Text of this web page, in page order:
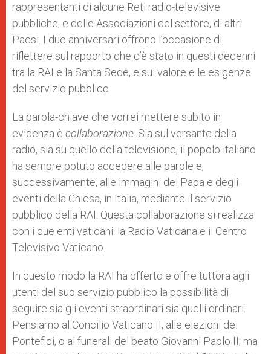
rappresentanti di alcune Reti radio-televisive
pubbliche, e delle Associazioni del settore, di altri
Paesi. I due anniversari offrono l’occasione di
riflettere sul rapporto che c’è stato in questi decenni
tra la RAI e la Santa Sede, e sul valore e le esigenze
del servizio pubblico.
La parola-chiave che vorrei mettere subito in
evidenza è collaborazione . Sia sul versante della
radio, sia su quello della televisione, il popolo italiano
ha sempre potuto accedere alle parole e,
successivamente, alle immagini del Papa e degli
eventi della Chiesa, in Italia, mediante il servizio
pubblico della RAI. Questa collaborazione si realizza
con i due enti vaticani: la Radio Vaticana e il Centro
Televisivo Vaticano.
In questo modo la RAI ha offerto e offre tuttora agli
utenti del suo servizio pubblico la possibilità di
seguire sia gli eventi straordinari sia quelli ordinari.
Pensiamo al Concilio Vaticano II, alle elezioni dei
Pontefici, o ai funerali del beato Giovanni Paolo II; ma